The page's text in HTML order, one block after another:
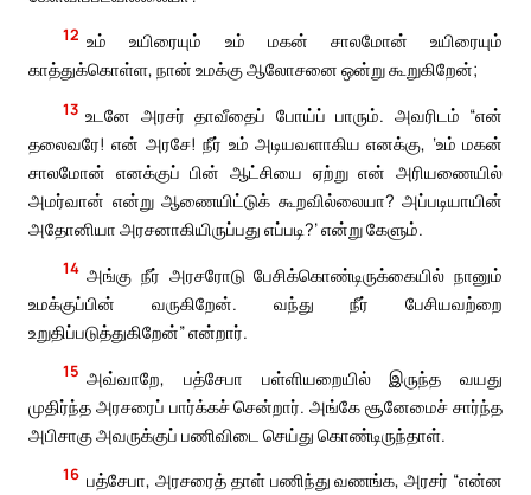
12 உம் உயிரையும் உம் மகன் சாலமோன் உயிரையும்
காத்துக்கொள்ள, நான் உமக்கு ஆலோசனை ஒன்று கூறுகிறேன்;
13 உடனே அரசர் தாவீதைப் போய்ப் பாரும். அவரிடம் “என்
தலைவரே! என் அரசே! நீர் உம் அடியவளாகிய எனக்கு, ‘உம் மகன்
சாலமோன் எனக்குப் பின் ஆட்சியை ஏற்று என் அரியணையில்
அமர்வான் என்று ஆணையிட்டுக் கூறவில்லையா? அப்படியாயின்
அதோனியா அரசனாகியிருப்பது எப்படி?’ என்று கேளும்.
14 அங்கு நீர் அரசரோடு பேசிக்கொண்டிருக்கையில் நானும்
உமக்குப்பின் வருகிறேன். வந்து நீர் பேசியவற்றை
உறுதிப்படுத்துகிறேன்” என்றார்.
15 அவ்வாறே, பத்சேபா பள்ளியறையில் இருந்த வயது
முதிர்ந்த அரசரைப் பார்க்கச் சென்றார். அங்கே சூனேமைச் சார்ந்த
அபிசாகு அவருக்குப் பணிவிடை செய்து கொண்டிருந்தாள்.
16 பத்சேபா, அரசரைத் தாள் பணிந்து வணங்க, அரசர் “என்ன